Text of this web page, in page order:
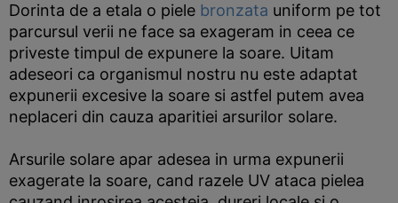
Dorinta de a etala o piele bronzata uniform pe tot
parcursul verii ne face sa exageram in ceea ce
priveste timpul de expunere la soare. Uitam
adeseori ca organismul nostru nu este adaptat
expunerii excesive la soare si astfel putem avea
neplaceri din cauza aparitiei arsurilor solare.
Arsurile solare apar adesea in urma expunerii
exagerate la soare, cand razele UV ataca pielea